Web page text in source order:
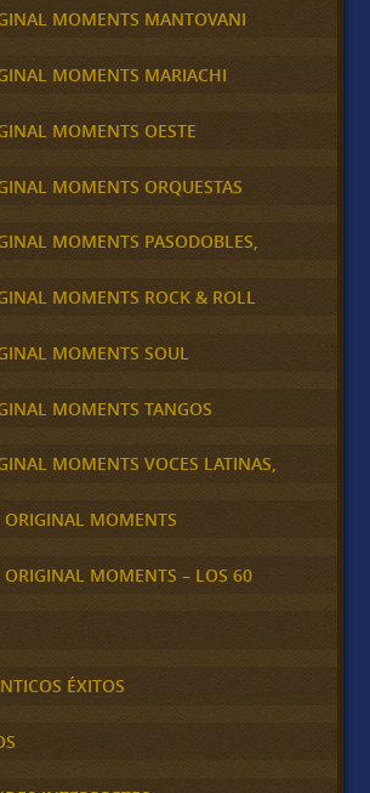
MOMENTS MANTOVANI
MOMENTS MARIACHI
MOMENTS OESTE
MOMENTS ORQUESTAS
MOMENTS PASODOBLES,
MOMENTS ROCK & ROLL
MOMENTS SOUL
MOMENTS TANGOS
MOMENTS VOCES LATINAS,
ORIGINAL MOMENTS
ORIGINAL MOMENTS – LOS 60
ÉXITOS